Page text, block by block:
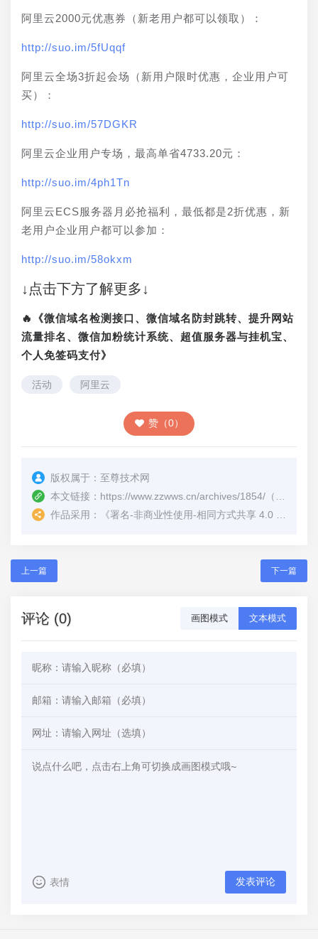
阿里云2000元优惠券（新老用户都可以领取）：
http://suo.im/5fUqqf
阿里云全场3折起会场（新用户限时优惠，企业用户可
买）：
http://suo.im/57DGKR
阿里云企业用户专场，最高单省4733.20元：
http://suo.im/4ph1Tn
阿里云ECS服务器月必抢福利，最低都是2折优惠，新
老用户企业用户都可以参加：
http://suo.im/58okxm
↓点击下方了解更多↓
🔥《微信域名检测接口、微信域名防封跳转、提升网站
流量排名、微信加粉统计系统、超值服务器与挂机宝、
个人免签码支付》
活动 阿里云
赞（0）
版权属于： 至尊技术网
本文链接： https://www.zzwws.cn/archives/1854/ （转载时请注明本文出处及文章链接）
作品采用：
《署名-非商业性使用-相同方式共享 4.0 国际 (CC BY-NC-SA 4.0)
上一篇 下一篇
评论 (0) 画图模式 文本模式
表情 发表评论